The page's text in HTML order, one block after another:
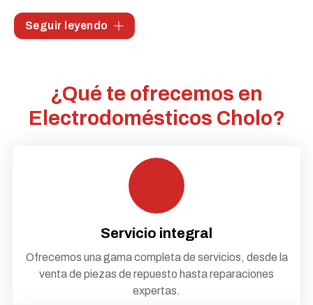
Contamos con un equipo de profesionales con años de
experiencia que ofrecen soluciones personalizadas a todo
certificados ISO 9001 y 14001, con los que hemos sido
reconocidos. ¡Visítanos y experimenta el servicio de
calidad que nos define!
Seguir leyendo
¿Qué te ofrecemos en
Electrodomésticos Cholo?
Servicio integral
Ofrecemos una gama completa de servicios, desde la
venta de piezas de repuesto hasta reparaciones
expertas.